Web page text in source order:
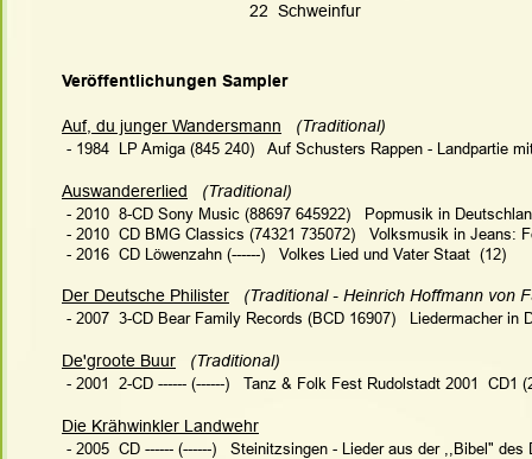
22  Schweinfur
Veröffentlichungen Sampler
Auf, du junger Wandersmann
  (Traditional)
- 1984  LP Amiga (845 240)   Auf Schusters Rappen - Landpartie
Auswandererlied
   (Traditional)
- 2010  8-CD Sony Music (88697 645922)   Popmusik in
- 2010  CD BMG Classics (74321 735072)   Volksmusik in Jeans:
- 2016  CD Löwenzahn (------)   Volkes Lied und Vater Staat  (12)
Der Deutsche Philister
(Traditional - Heinrich Hoffmann von
- 2007  3-CD Bear Family Records (BCD 16907)   Liedermacher in
De'groote Buur
   (Traditional)
- 2001  2-CD ------ (------)   Tanz & Folk Fest Rudolstadt 2001  CD1
Die Krähwinkler Landwehr
- 2005  CD ------ (------)   Steinitzsingen - Lieder aus der ,,Bibel"